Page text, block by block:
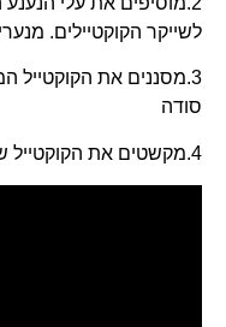
לשייקר הקוקטיילים.
3.מסננים את הקוקטייל
סודה